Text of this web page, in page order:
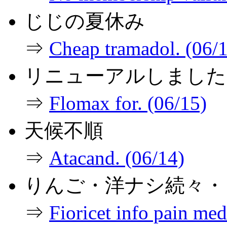
じじの夏休み
⇒ Cheap tramadol. (06/
リニューアルしまし
⇒ Flomax for. (06/15)
天候不順
⇒ Atacand. (06/14)
りんご・洋ナシ続々
⇒ Fioricet info pain